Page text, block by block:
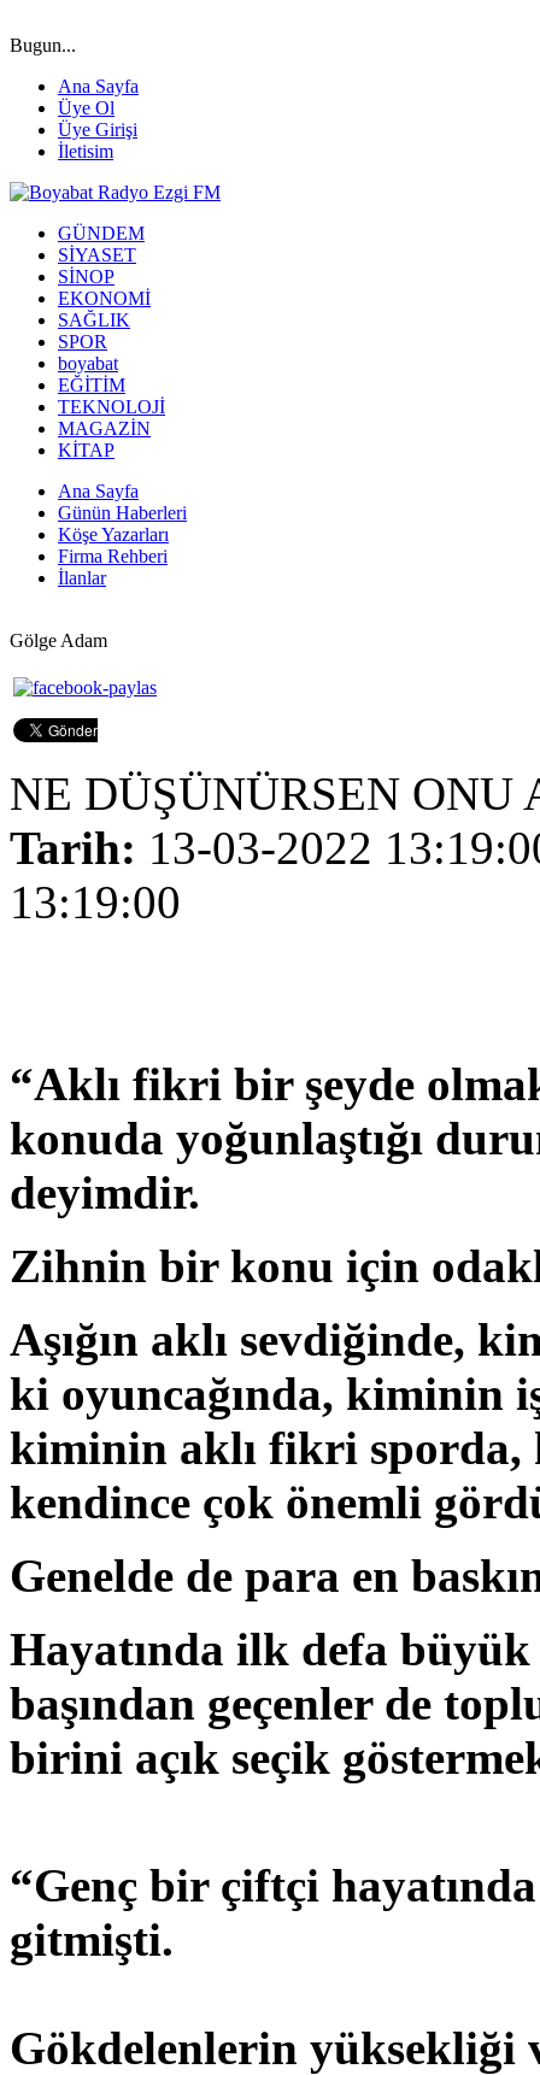
Bugun...
Ana Sayfa
Üye Ol
Üye Girişi
İletisim
GÜNDEM
SİYASET
SİNOP
EKONOMİ
SAĞLIK
SPOR
boyabat
EĞİTİM
TEKNOLOJİ
MAGAZİN
KİTAP
Ana Sayfa
Günün Haberleri
Köşe Yazarları
Firma Rehberi
İlanlar
Gölge Adam
NE DÜŞÜNÜRSEN ONU
Tarih: 13-03-2022
13:19:00
“Aklı fikri bir şeyde
konuda yoğunlaştığı
deyimdir.
Zihnin bir konu için
Aşığın aklı sevdiğinde,
ki oyuncağında, kiminin
kiminin aklı fikri sporda,
kendince çok önemli
Genelde de para en
Hayatında ilk defa
başından geçenler de
birini açık seçik
“Genç bir çiftçi
gitmişti.
Gökdelenlerin yüksekliği